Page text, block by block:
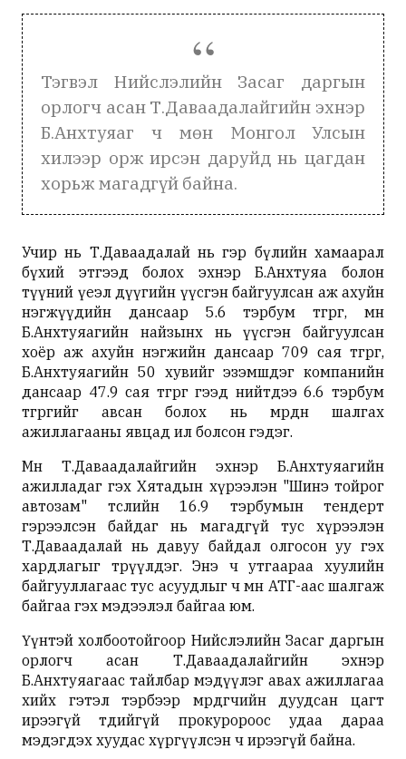
Тэгвэл Нийслэлийн Засаг даргын
орлогч асан Т.Даваадалайгийн эхнэр
Б.Анхтуяаг ч мөн Монгол Улсын
хилээр орж ирсэн даруйд нь цагдан
хорьж магадгүй байна.
Учир нь Т.Даваадалай нь гэр бүлийн хамаарал
бүхий этгээд болох эхнэр Б.Анхтуяа болон
түүний үеэл дүүгийн үүсгэн байгуулсан аж ахуйн
нэгжүүдийн дансаар 5.6 тэрбум төгрөг, мөн
Б.Анхтуяагийн найзынх нь үүсгэн байгуулсан
хоёр аж ахуйн нэгжийн дансаар 709 сая төгрөг,
Б.Анхтуяагийн 50 хувийг эзэмшдэг компанийн
дансаар 47.9 сая төгрөг гээд нийтдээ 6.6 тэрбум
төгрөгийг авсан болох нь мөрдөн шалгах
ажиллагааны явцад ил болсон гэдэг.
Мөн Т.Даваадалайгийн эхнэр Б.Анхтуяагийн
ажилладаг гэх Хятадын хүрээлэн "Шинэ тойрог
автозам" төслийн 16.9 тэрбумын тендерт
гэрээлсэн байдаг нь магадгүй тус хүрээлэн
Т.Даваадалай нь давуу байдал олгосон уу гэх
хардлагыг төрүүлдэг. Энэ ч утгаараа хуулийн
байгууллагаас тус асуудлыг ч мөн АТГ-аас шалгаж
байгаа гэх мэдээлэл байгаа юм.
Үүнтэй холбоотойгоор Нийслэлийн Засаг даргын
орлогч асан Т.Даваадалайгийн эхнэр
Б.Анхтуяагаас тайлбар мэдүүлэг авах ажиллагаа
хийх гэтэл тэрбээр мөрдөгчийн дуудсан цагт
ирээгүй төдийгүй прокуророос удаа дараа
мэдэгдэх хуудас хүргүүлсэн ч ирээгүй байна.